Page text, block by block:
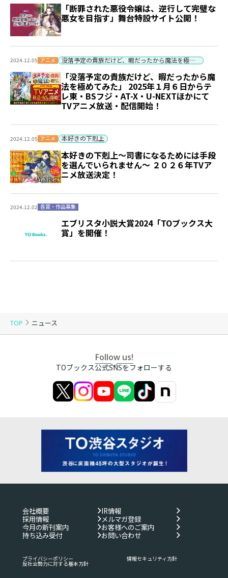
TOP ニュース
「断罪された悪役令嬢は、逆行して完璧な
悪女を目指す」舞台特設サイト公開！
2024.12.05 アニメ 没落予定の貴族だけど、暇だったから魔法を極めてみた
「没落予定の貴族だけど、暇だったから魔
法を極めてみた」 2025年１月６日からテ
レ東・BSフジ・AT-X・U-NEXTほかにて
TVアニメ放送・配信開始！
2024.12.05 アニメ 本好きの下剋上
本好きの下剋上～司書になるためには手段
を選んでいられません～ ２０２６年TVア
ニメ放送決定！
2024.12.02 各賞・作品募集
エブリスタ小説大賞2024「TOブックス大
賞」を開催！
Follow us!
TOブックス公式SNSをフォローする
会社概要
IR情報
採用情報
メルマガ登録
今月の新刊案内
お客様へのご案内
持ち込み受付
お問い合わせ
プライバシーポリシー 情報セキュリティ方針
反社会勢力に対する基本方針